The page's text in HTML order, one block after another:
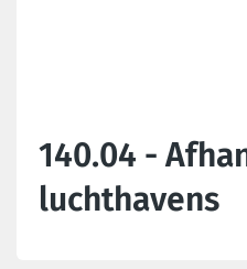
140.04 -
luchthavens